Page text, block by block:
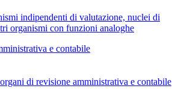
indipendenti di valutazione, nuclei di
organismi con funzioni analoghe
e contabile
di revisione amministrativa e contabile